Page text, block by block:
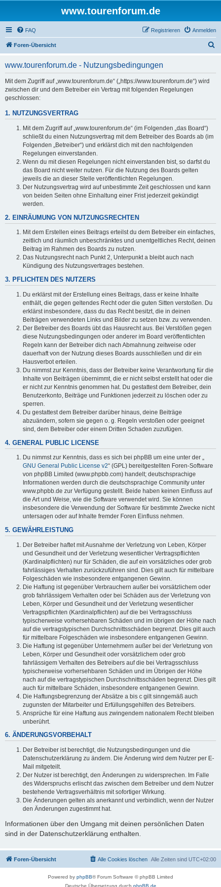
www.tourenforum.de
FAQ Anmelden
Registrieren
Foren-Übersicht
www.tourenforum.de - Nutzungsbedingungen
Mit dem Zugriff auf „www.tourenforum.de“ („https://www.tourenforum.de“) wird
zwischen dir und dem Betreiber ein Vertrag mit folgenden Regelungen
geschlossen:
1. NUTZUNGSVERTRAG
Mit dem Zugriff auf „www.tourenforum.de“ (im Folgenden „das Board“)
schließt du einen Nutzungsvertrag mit dem Betreiber des Boards ab (im
Folgenden „Betreiber“) und erklärst dich mit den nachfolgenden
Regelungen einverstanden.
Wenn du mit diesen Regelungen nicht einverstanden bist, so darfst du
das Board nicht weiter nutzen. Für die Nutzung des Boards gelten
jeweils die an dieser Stelle veröffentlichten Regelungen.
Der Nutzungsvertrag wird auf unbestimmte Zeit geschlossen und kann
von beiden Seiten ohne Einhaltung einer Frist jederzeit gekündigt
werden.
2. EINRÄUMUNG VON NUTZUNGSRECHTEN
Mit dem Erstellen eines Beitrags erteilst du dem Betreiber ein einfaches,
zeitlich und räumlich unbeschränktes und unentgeltliches Recht, deinen
Beitrag im Rahmen des Boards zu nutzen.
Das Nutzungsrecht nach Punkt 2, Unterpunkt a bleibt auch nach
Kündigung des Nutzungsvertrages bestehen.
3. PFLICHTEN DES NUTZERS
Du erklärst mit der Erstellung eines Beitrags, dass er keine Inhalte
enthält, die gegen geltendes Recht oder die guten Sitten verstoßen. Du
erklärst insbesondere, dass du das Recht besitzt, die in deinen
Beiträgen verwendeten Links und Bilder zu setzen bzw. zu verwenden.
Der Betreiber des Boards übt das Hausrecht aus. Bei Verstößen gegen
diese Nutzungsbedingungen oder anderer im Board veröffentlichten
Regeln kann der Betreiber dich nach Abmahnung zeitweise oder
dauerhaft von der Nutzung dieses Boards ausschließen und dir ein
Hausverbot erteilen.
Du nimmst zur Kenntnis, dass der Betreiber keine Verantwortung für die
Inhalte von Beiträgen übernimmt, die er nicht selbst erstellt hat oder die
er nicht zur Kenntnis genommen hat. Du gestattest dem Betreiber, dein
Benutzerkonto, Beiträge und Funktionen jederzeit zu löschen oder zu
sperren.
Du gestattest dem Betreiber darüber hinaus, deine Beiträge
abzuändern, sofern sie gegen o. g. Regeln verstoßen oder geeignet
sind, dem Betreiber oder einem Dritten Schaden zuzufügen.
4. GENERAL PUBLIC LICENSE
Du nimmst zur Kenntnis, dass es sich bei phpBB um eine unter der „
GNU General Public License v2“ (GPL) bereitgestellten Foren-Software
von phpBB Limited (www.phpbb.com) handelt; deutschsprachige
Informationen werden durch die deutschsprachige Community unter
www.phpbb.de zur Verfügung gestellt. Beide haben keinen Einfluss auf
die Art und Weise, wie die Software verwendet wird. Sie können
insbesondere die Verwendung der Software für bestimmte Zwecke nicht
untersagen oder auf Inhalte fremder Foren Einfluss nehmen.
5. GEWÄHRLEISTUNG
Der Betreiber haftet mit Ausnahme der Verletzung von Leben, Körper
und Gesundheit und der Verletzung wesentlicher Vertragspflichten
(Kardinalpflichten) nur für Schäden, die auf ein vorsätzliches oder grob
fahrlässiges Verhalten zurückzuführen sind. Dies gilt auch für mittelbare
Folgeschäden wie insbesondere entgangenen Gewinn.
Die Haftung ist gegenüber Verbrauchern außer bei vorsätzlichem oder
grob fahrlässigem Verhalten oder bei Schäden aus der Verletzung von
Leben, Körper und Gesundheit und der Verletzung wesentlicher
Vertragspflichten (Kardinalpflichten) auf die bei Vertragsschluss
typischerweise vorhersehbaren Schäden und im übrigen der Höhe nach
auf die vertragstypischen Durchschnittsschäden begrenzt. Dies gilt auch
für mittelbare Folgeschäden wie insbesondere entgangenen Gewinn.
Die Haftung ist gegenüber Unternehmern außer bei der Verletzung von
Leben, Körper und Gesundheit oder vorsätzlichem oder grob
fahrlässigem Verhalten des Betreibers auf die bei Vertragsschluss
typischerweise vorhersehbaren Schäden und im Übrigen der Höhe
nach auf die vertragstypischen Durchschnittsschäden begrenzt. Dies gilt
auch für mittelbare Schäden, insbesondere entgangenen Gewinn.
Die Haftungsbegrenzung der Absätze a bis c gilt sinngemäß auch
zugunsten der Mitarbeiter und Erfüllungsgehilfen des Betreibers.
Ansprüche für eine Haftung aus zwingendem nationalem Recht bleiben
unberührt.
6. ÄNDERUNGSVORBEHALT
Der Betreiber ist berechtigt, die Nutzungsbedingungen und die
Datenschutzerklärung zu ändern. Die Änderung wird dem Nutzer per E-
Mail mitgeteilt.
Der Nutzer ist berechtigt, den Änderungen zu widersprechen. Im Falle
des Widerspruchs erlischt das zwischen dem Betreiber und dem Nutzer
bestehende Vertragsverhältnis mit sofortiger Wirkung.
Die Änderungen gelten als anerkannt und verbindlich, wenn der Nutzer
den Änderungen zugestimmt hat.
Informationen über den Umgang mit deinen persönlichen Daten
sind in der Datenschutzerklärung enthalten.
Foren-Übersicht Alle Zeiten sind UTC+02:00
Alle Cookies löschen
Powered by phpBB® Forum Software © phpBB Limited
Deutsche Übersetzung durch phpBB.de